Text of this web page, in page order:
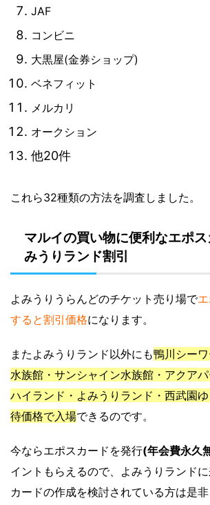
JAF
コンビニ
大黒屋(金券ショップ)
ベネフィット
メルカリ
オークション
他20件
これら32種類の方法を調査しました。
マルイの買い物に便利なエポ
みうりランド割引
よみうりうらんどのチケット売り場で
すると割引価格になります。
またよみうりランド以外にも鴨川シー
水族館・サンシャイン水族館・アクア
ハイランド・よみうりランド・西武園
待価格で入場できるのです。
今ならエポスカードを発行(年会費永久
イントもらえるので、よみうりランド
カードの作成を検討されている方は是非